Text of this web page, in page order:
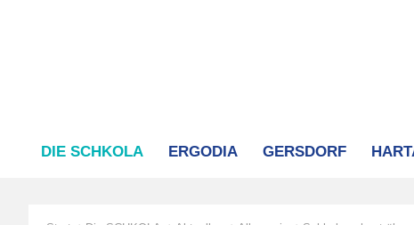
DIE SCHKOLA ERGODIA GERSDORF